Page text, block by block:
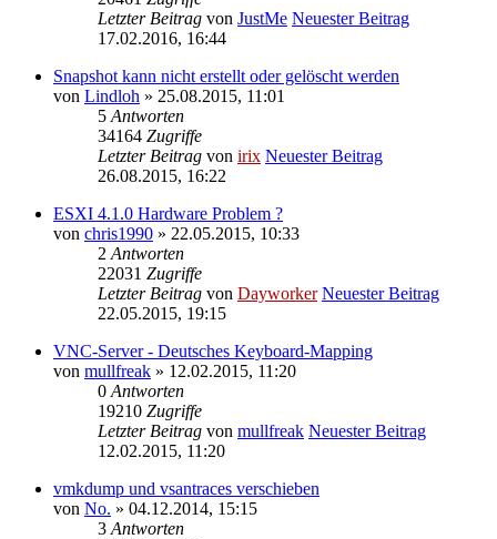
Letzter Beitrag von JustMe Neuester Beitrag
17.02.2016, 16:44
Snapshot kann nicht erstellt oder gelöscht werden
von Lindloh » 25.08.2015, 11:01
5 Antworten
34164 Zugriffe
Letzter Beitrag von irix Neuester Beitrag
26.08.2015, 16:22
ESXI 4.1.0 Hardware Problem ?
von chris1990 » 22.05.2015, 10:33
2 Antworten
22031 Zugriffe
Letzter Beitrag von Dayworker Neuester Beitrag
22.05.2015, 19:15
VNC-Server - Deutsches Keyboard-Mapping
von mullfreak » 12.02.2015, 11:20
0 Antworten
19210 Zugriffe
Letzter Beitrag von mullfreak Neuester Beitrag
12.02.2015, 11:20
vmkdump und vsantraces verschieben
von No. » 04.12.2014, 15:15
3 Antworten